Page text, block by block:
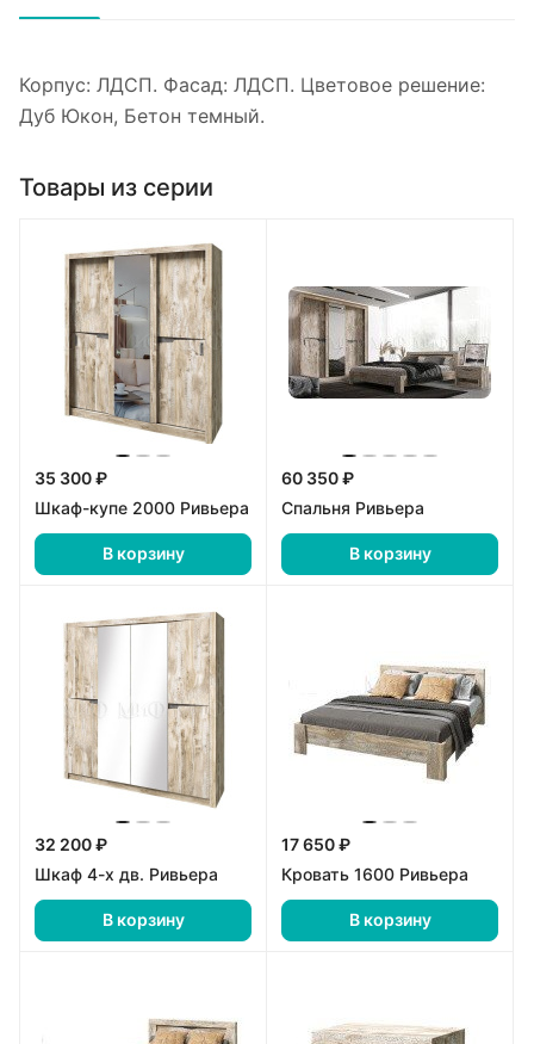
Корпус: ЛДСП. Фасад: ЛДСП. Цветовое решение:
Дуб Юкон, Бетон темный.
Товары из серии
35 300 ₽
Шкаф-купе 2000 Ривьера
В корзину
60 350 ₽
Спальня Ривьера
В корзину
32 200 ₽
Шкаф 4-х дв. Ривьера
В корзину
17 650 ₽
Кровать 1600 Ривьера
В корзину